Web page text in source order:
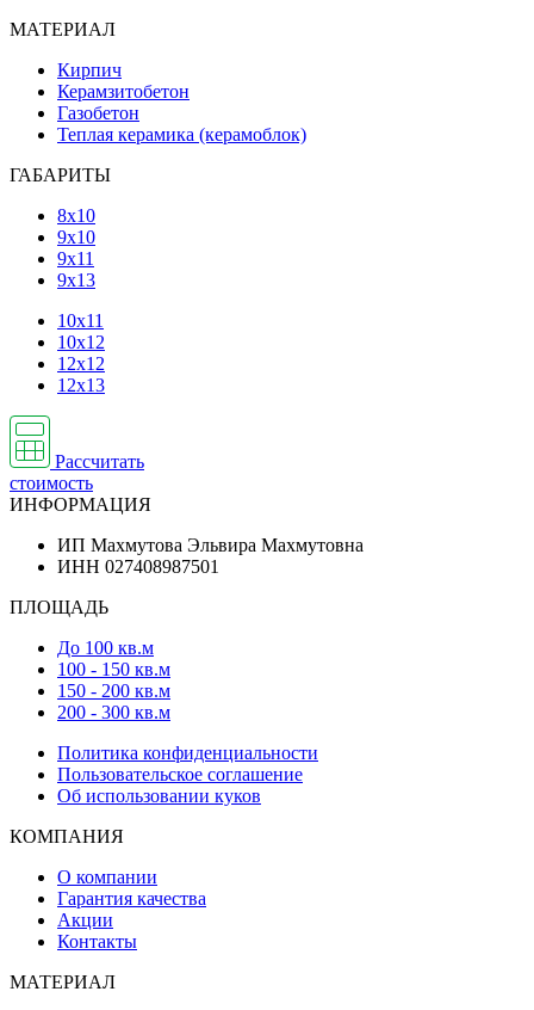
МАТЕРИАЛ
Кирпич
Керамзитобетон
Газобетон
Теплая керамика (керамоблок)
ГАБАРИТЫ
8х10
9х10
9х11
9х13
10х11
10х12
12х12
12х13
Рассчитать
стоимость
ИНФОРМАЦИЯ
ИП Махмутова Эльвира Махмутовна
ИНН 027408987501
ПЛОЩАДЬ
До 100 кв.м
100 - 150 кв.м
150 - 200 кв.м
200 - 300 кв.м
Политика конфиденциальности
Пользовательское соглашение
Об использовании куков
КОМПАНИЯ
О компании
Гарантия качества
Акции
Контакты
МАТЕРИАЛ